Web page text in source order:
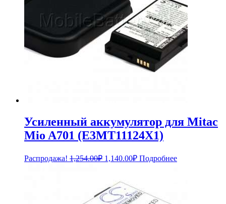
Усиленный аккумулятор для Mitac
Mio A701 (E3MT11124X1)
Распродажа! 1,254.00₽ Первоначальная
1,254.00₽.
1,140.00₽Текущая
цена:
Подробнее